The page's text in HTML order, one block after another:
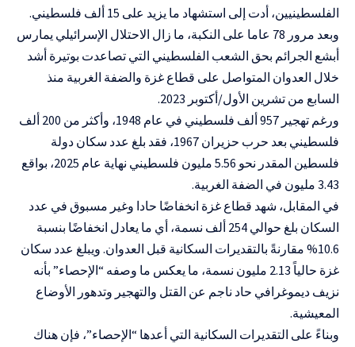
الفلسطينيين، أدت إلى استشهاد ما يزيد على 15 ألف فلسطيني
.
وبعد مرور 78 عاما على النكبة، ما زال الاحتلال الإسرائيلي يمارس
أبشع الجرائم بحق الشعب الفلسطيني التي تصاعدت بوتيرة أشد
خلال العدوان المتواصل على قطاع غزة والضفة الغربية منذ
السابع من تشرين الأول/أكتوبر 2023
.
ورغم تهجير 957 ألف فلسطيني في عام 1948، وأكثر من 200 ألف
فلسطيني بعد حرب حزيران 1967، فقد بلغ عدد سكان دولة
فلسطين المقدر نحو 5.56 مليون فلسطيني نهاية عام 2025، بواقع
3.43 مليون في الضفة الغربية
.
في المقابل، شهد قطاع غزة انخفاضًا حادا وغير مسبوق في عدد
السكان بلغ حوالي 254 ألف نسمة، أي ما يعادل انخفاضًا بنسبة
10.6% مقارنةً بالتقديرات السكانية قبل العدوان. ويبلغ عدد سكان
غزة حالياً 2.13 مليون نسمة، ما يعكس ما وصفه “الإحصاء” بأنه
نزيف ديموغرافي حاد ناجم عن القتل والتهجير وتدهور الأوضاع
المعيشية.
وبناءً على التقديرات السكانية التي أعدها “الإحصاء”، فإن هناك